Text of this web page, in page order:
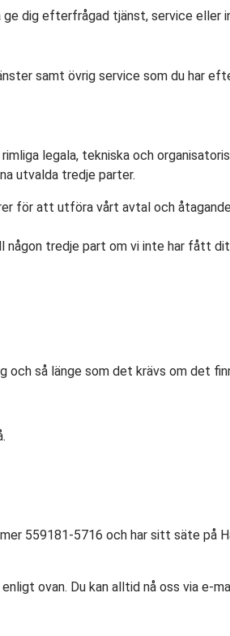
dig efterfrågad tjänst, service eller
samt övrig service som du har
legala, tekniska och
utvalda tredje parter.
för att utföra vårt avtal och
tredje part om vi inte har fått
så länge som det krävs om det
559181-5716 och har sitt säte på
ovan. Du kan alltid nå oss via e-